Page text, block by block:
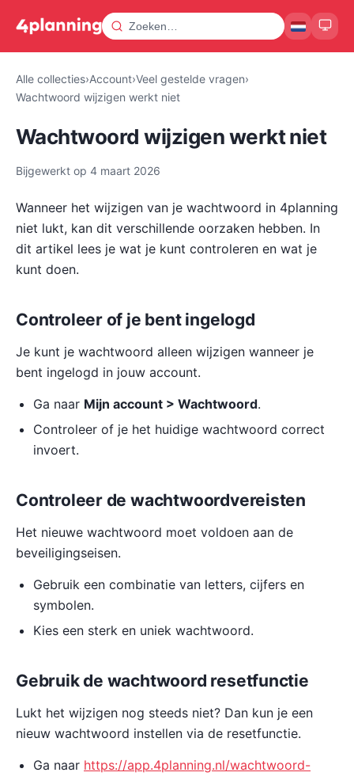
Alle collecties›Account›Veel gestelde vragen›
Wachtwoord wijzigen werkt niet
Wachtwoord wijzigen werkt niet
Bijgewerkt op 4 maart 2026
Wanneer het wijzigen van je wachtwoord in 4planning
niet lukt, kan dit verschillende oorzaken hebben. In
dit artikel lees je wat je kunt controleren en wat je
kunt doen.
Controleer of je bent ingelogd
Je kunt je wachtwoord alleen wijzigen wanneer je
bent ingelogd in jouw account.
Ga naar Mijn account > Wachtwoord.
Controleer of je het huidige wachtwoord correct
invoert.
Controleer de wachtwoordvereisten
Het nieuwe wachtwoord moet voldoen aan de
beveiligingseisen.
Gebruik een combinatie van letters, cijfers en
symbolen.
Kies een sterk en uniek wachtwoord.
Gebruik de wachtwoord resetfunctie
Lukt het wijzigen nog steeds niet? Dan kun je een
nieuw wachtwoord instellen via de resetfunctie.
Ga naar https://app.4planning.nl/wachtwoord-